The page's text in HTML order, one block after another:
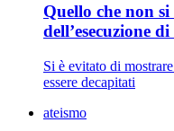
Quello che non
dell’esecuzione
Si è evitato di
essere decapitati
ateismo